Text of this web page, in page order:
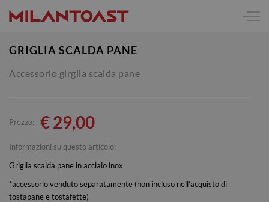
GRIGLIA SCALDA PANE
Accessorio girglia scalda pane
Prezzo: €29,00
Informazioni su questo articolo:
Griglia scalda pane in acciaio inox
*accessorio venduto separatamente (non incluso nell’acquisto di
tostapane e tostafette)